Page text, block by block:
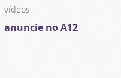
vídeos
anuncie no A12